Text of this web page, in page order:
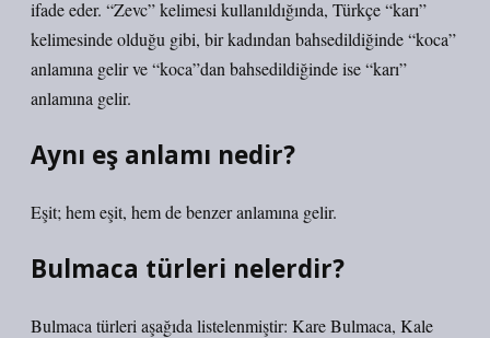
ifade eder. “Zevc” kelimesi kullanıldığında, Türkçe “karı”
kelimesinde olduğu gibi, bir kadından bahsedildiğinde “koca”
anlamına gelir ve “koca”dan bahsedildiğinde ise “karı”
anlamına gelir.
Aynı eş anlamı nedir?
Eşit; hem eşit, hem de benzer anlamına gelir.
Bulmaca türleri nelerdir?
Bulmaca türleri aşağıda listelenmiştir: Kare Bulmaca, Kale